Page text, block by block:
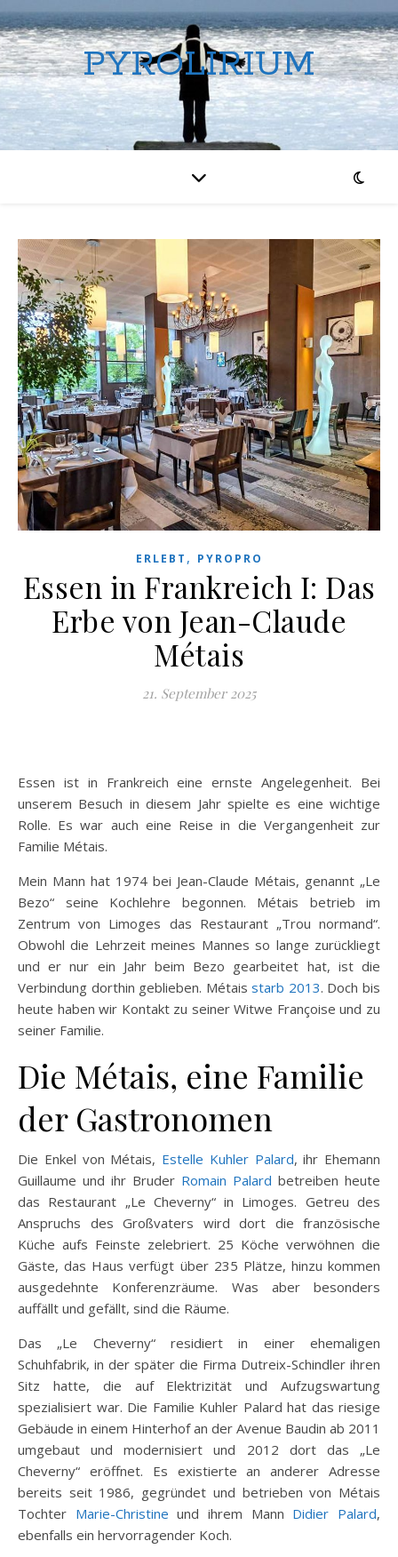
PYROLIRIUM
ERLEBT , PYROPRO
Essen in Frankreich I: Das
Erbe von Jean-Claude
Métais
21. September 2025
Essen ist in Frankreich eine ernste Angelegenheit. Bei
unserem Besuch in diesem Jahr spielte es eine wichtige
Rolle. Es war auch eine Reise in die Vergangenheit zur
Familie Métais.
Mein Mann hat 1974 bei Jean-Claude Métais, genannt „Le
Bezo“ seine Kochlehre begonnen. Métais betrieb im
Zentrum von Limoges das Restaurant „Trou normand“.
Obwohl die Lehrzeit meines Mannes so lange zurückliegt
und er nur ein Jahr beim Bezo gearbeitet hat, ist die
Verbindung dorthin geblieben. Métaisstarb 2013. Doch bis
heute haben wir Kontakt zu seiner Witwe Françoise und zu
seiner Familie.
Die Métais, eine Familie
der Gastronomen
Die Enkel von Métais, Estelle Kuhler Palard, ihr Ehemann
Guillaume und ihr Bruder Romain Palard betreiben heute
das Restaurant „Le Cheverny“ in Limoges. Getreu des
Anspruchs des Großvaters wird dort die französische
Küche aufs Feinste zelebriert. 25 Köche verwöhnen die
Gäste, das Haus verfügt über 235 Plätze, hinzu kommen
ausgedehnte Konferenzräume. Was aber besonders
auffällt und gefällt, sind die Räume.
Das „Le Cheverny“ residiert in einer ehemaligen
Schuhfabrik, in der später die Firma Dutreix-Schindler ihren
Sitz hatte, die auf Elektrizität und Aufzugswartung
spezialisiert war. Die Familie Kuhler Palard hat das riesige
Gebäude in einem Hinterhof an der Avenue Baudin ab 2011
umgebaut und modernisiert und 2012 dort das „Le
Cheverny“ eröffnet. Es existierte an anderer Adresse
bereits seit 1986, gegründet und betrieben von Métais
Tochter Marie-Christine und ihrem Mann Didier Palard,
ebenfalls ein hervorragender Koch.